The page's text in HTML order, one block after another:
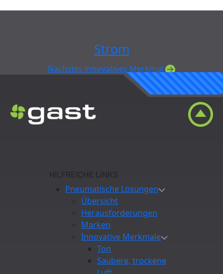
Strom
Nächstes innovatives Merkmal
HILFREICHE LINKS
Pneumatische Lösungen
Übersicht
Herausforderungen
Marken
Innovative Merkmale
Ton
Saubere, trockene